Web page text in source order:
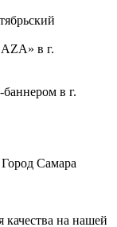
в г.
в г.
Самара
качества на нашей